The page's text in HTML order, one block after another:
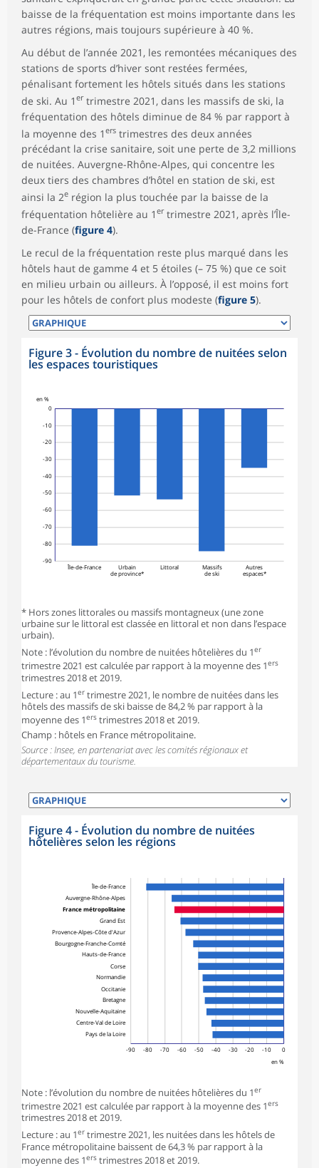
baisse de la fréquentation est moins importante dans les
autres régions, mais toujours supérieure à 40 %.
Au début de l’année 2021, les remontées mécaniques des
stations de sports d’hiver sont restées fermées,
pénalisant fortement les hôtels situés dans les stations
de ski. Au 1 ertrimestre 2021, dans les massifs de ski, la
fréquentation des hôtels diminue de 84 % par rapport à
la moyenne des 1 ers trimestres des deux années
précédant la crise sanitaire, soit une perte de 3,2 millions
de nuitées. Auvergne-Rhône-Alpes, qui concentre les
deux tiers des chambres d’hôtel en station de ski, est
ainsi la 2e région la plus touchée par la baisse de la
fréquentation hôtelière au 1 ertrimestre 2021, après l’Île-
de-France (figure 4).
Le recul de la fréquentation reste plus marqué dans les
hôtels haut de gamme 4 et 5 étoiles (– 75 %) que ce soit
en milieu urbain ou ailleurs. À l’opposé, il est moins fort
pour les hôtels de confort plus modeste (figure 5).
Figure 3 - Évolution du nombre de nuitées selon
les espaces touristiques
0
-10
-20
-30
-40
-50
-60
-70
-80
-90
en %
Île-de-France Urbain
de province*
Littoral Massifs
de ski
Autres
espaces*
* Hors zones littorales ou massifs montagneux (une zone
urbaine sur le littoral est classée en littoral et non dans l’espace
urbain).
Note : l’évolution du nombre de nuitées hôtelières du 1er
trimestre 2021 est calculée par rapport à la moyenne des 1ers
trimestres 2018 et 2019.
Lecture : au 1er trimestre 2021, le nombre de nuitées dans les
hôtels des massifs de ski baisse de 84,2 % par rapport à la
moyenne des 1ers trimestres 2018 et 2019.
Champ : hôtels en France métropolitaine.
Source : Insee, en partenariat avec les comités régionaux et
départementaux du tourisme.
Figure 4 - Évolution du nombre de nuitées
hôtelières selon les régions
0
-10
-20
-30
-40
-50
-60
-70
-80
-90
en %
Île-de-France
Auvergne-Rhône-Alpes
France métropolitaine
Grand Est
Provence-Alpes-Côte d'Azur
Bourgogne-Franche-Comté
Hauts-de-France
Corse
Normandie
Occitanie
Bretagne
Nouvelle-Aquitaine
Centre-Val de Loire
Pays de la Loire
Note : l’évolution du nombre de nuitées hôtelières du 1er
trimestre 2021 est calculée par rapport à la moyenne des 1ers
trimestres 2018 et 2019.
Lecture : au 1er trimestre 2021, les nuitées dans les hôtels de
France métropolitaine baissent de 64,3 % par rapport à la
moyenne des 1ers trimestres 2018 et 2019.